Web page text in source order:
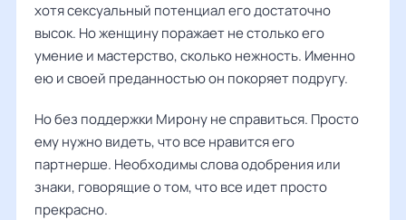
хотя сексуальный потенциал его достаточно
высок. Но женщину поражает не столько его
умение и мастерство, сколько нежность. Именно
ею и своей преданностью он покоряет подругу.
Но без поддержки Мирону не справиться. Просто
ему нужно видеть, что все нравится его
партнерше. Необходимы слова одобрения или
знаки, говорящие о том, что все идет просто
прекрасно.